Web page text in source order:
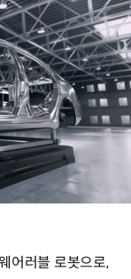
어러블 로봇으로,